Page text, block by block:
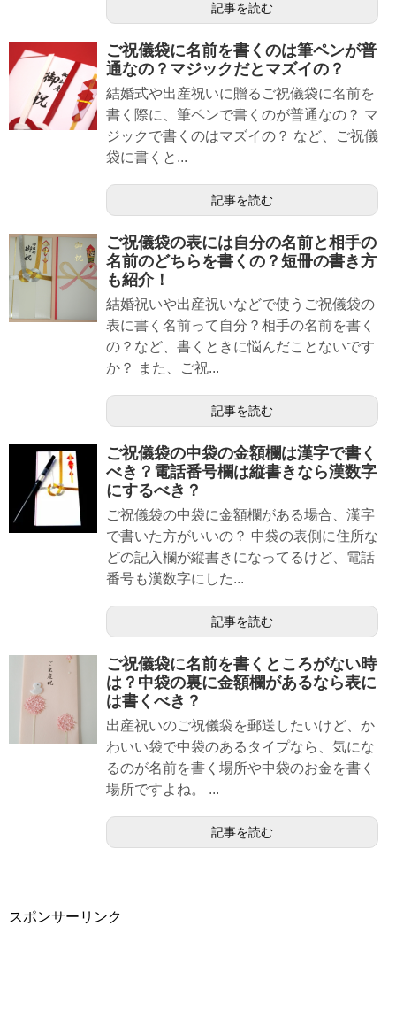
記事を読む
ご祝儀袋に名前を書くのは筆ペンが普
通なの？マジックだとマズイの？
結婚式や出産祝いに贈るご祝儀袋に名前を
書く際に、筆ペンで書くのが普通なの？ マ
ジックで書くのはマズイの？ など、ご祝儀
袋に書くと...
記事を読む
ご祝儀袋の表には自分の名前と相手の
名前のどちらを書くの？短冊の書き方
も紹介！
結婚祝いや出産祝いなどで使うご祝儀袋の
表に書く名前って自分？相手の名前を書く
の？など、書くときに悩んだことないです
か？ また、ご祝...
記事を読む
ご祝儀袋の中袋の金額欄は漢字で書く
べき？電話番号欄は縦書きなら漢数字
にするべき？
ご祝儀袋の中袋に金額欄がある場合、漢字
で書いた方がいいの？ 中袋の表側に住所な
どの記入欄が縦書きになってるけど、電話
番号も漢数字にした...
記事を読む
ご祝儀袋に名前を書くところがない時
は？中袋の裏に金額欄があるなら表に
は書くべき？
出産祝いのご祝儀袋を郵送したいけど、か
わいい袋で中袋のあるタイプなら、気にな
るのが名前を書く場所や中袋のお金を書く
場所ですよね。 ...
記事を読む
スポンサーリンク